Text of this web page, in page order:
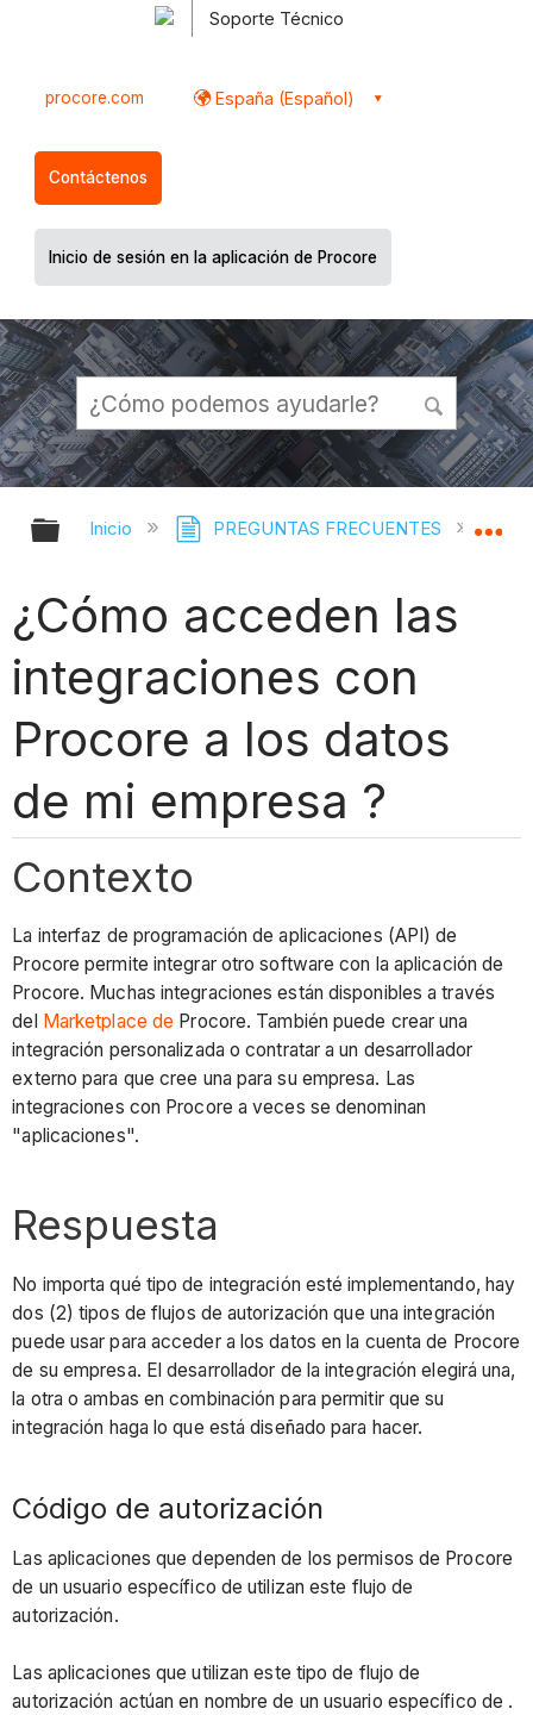
Soporte Técnico
procore.com España (Español)
Contáctenos
Inicio de sesión en la aplicación de Procore
Expandir/contraer jerarquía global
Inicio PREGUNTAS FRECUENTES
¿Cómo acceden las
integraciones con
Procore a los datos
de mi empresa ?
Contexto
La interfaz de programación de aplicaciones (API) de
Procore permite integrar otro software con la aplicación de
Procore. Muchas integraciones están disponibles a través
del
Marketplace de Procore. También puede crear una
integración personalizada o contratar a un desarrollador
externo para que cree una para su empresa. Las
integraciones con Procore a veces se denominan
"aplicaciones".
Respuesta
No importa qué tipo de integración esté implementando, hay
dos (2) tipos de flujos de autorización que una integración
puede usar para acceder a los datos en la cuenta de Procore
de su empresa. El desarrollador de la integración elegirá una,
la otra o ambas en combinación para permitir que su
integración haga lo que está diseñado para hacer.
Código de autorización
Las aplicaciones que dependen de los permisos de Procore
de un usuario específico de utilizan este flujo de
autorización.
Las aplicaciones que utilizan este tipo de flujo de
autorización actúan en nombre de un usuario específico de .